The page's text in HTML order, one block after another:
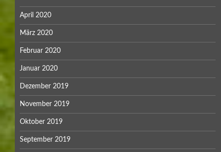
April 2020
März 2020
Februar 2020
Januar 2020
Dezember 2019
November 2019
Oktober 2019
September 2019